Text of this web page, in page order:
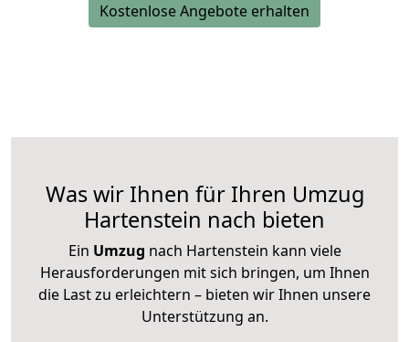
Kostenlose Angebote erhalten
Was wir Ihnen für Ihren Umzug
Hartenstein nach bieten
Ein Umzug nach Hartenstein kann viele
Herausforderungen mit sich bringen, um Ihnen
die Last zu erleichtern – bieten wir Ihnen unsere
Unterstützung an.